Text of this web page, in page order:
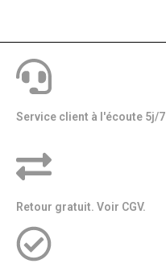
Service client à l'écoute 5j/7
Retour gratuit. Voir CGV.